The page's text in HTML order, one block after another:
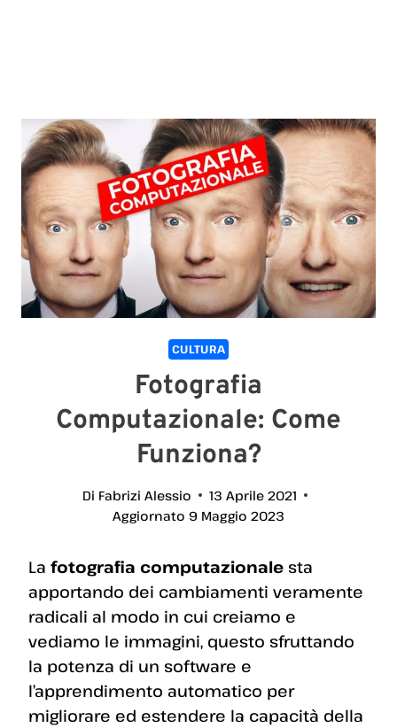
CULTURA
Fotografia
Computazionale: Come
Funziona?
Di Fabrizi Alessio
13 Aprile 2021
Aggiornato 9 Maggio 2023
La fotografia computazionale sta
apportando dei cambiamenti veramente
radicali al modo in cui creiamo e
vediamo le immagini, questo sfruttando
la potenza di un software e
l’apprendimento automatico per
migliorare ed estendere la capacità della